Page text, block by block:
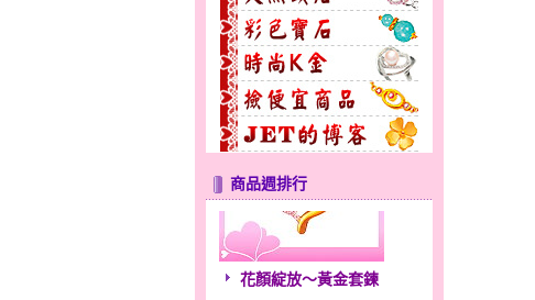
商品週排行
花顏綻放～黃金套鍊